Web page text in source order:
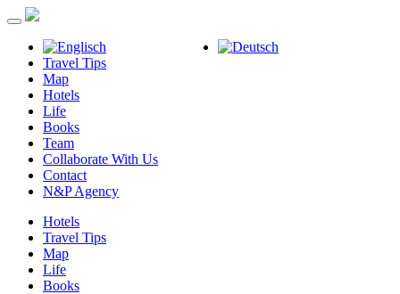
Travel Tips
Map
Hotels
Life
Books
Team
Collaborate With Us
Contact
N&P Agency
Hotels
Travel Tips
Map
Life
Books